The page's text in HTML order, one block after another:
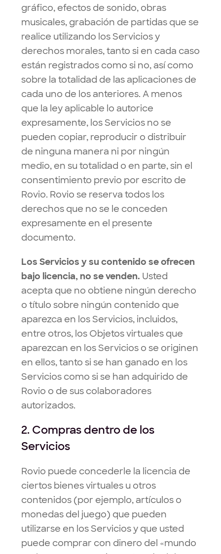
gráfico, efectos de sonido, obras
musicales, grabación de partidas que se
realice utilizando los Servicios y
derechos morales, tanto si en cada caso
están registrados como si no, así como
sobre la totalidad de las aplicaciones de
cada uno de los anteriores. A menos
que la ley aplicable lo autorice
expresamente, los Servicios no se
pueden copiar, reproducir o distribuir
de ninguna manera ni por ningún
medio, en su totalidad o en parte, sin el
consentimiento previo por escrito de
Rovio. Rovio se reserva todos los
derechos que no se le conceden
expresamente en el presente
documento.
Los Servicios y su contenido se ofrecen
bajo licencia, no se venden. Usted
acepta que no obtiene ningún derecho
o título sobre ningún contenido que
aparezca en los Servicios, incluidos,
entre otros, los Objetos virtuales que
aparezcan en los Servicios o se originen
en ellos, tanto si se han ganado en los
Servicios como si se han adquirido de
Rovio o de sus colaboradores
autorizados.
2. Compras dentro de los
Servicios
Rovio puede concederle la licencia de
ciertos bienes virtuales u otros
contenidos (por ejemplo, artículos o
monedas del juego) que pueden
utilizarse en los Servicios y que usted
puede comprar con dinero del «mundo